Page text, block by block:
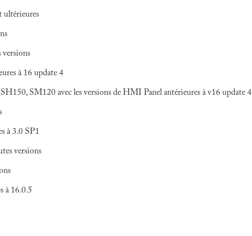
à 16 update 4
SM120 avec les versions de HMI Panel antérieures à v16 update 4
à 3.0 SP1
versions
à 16.0.5